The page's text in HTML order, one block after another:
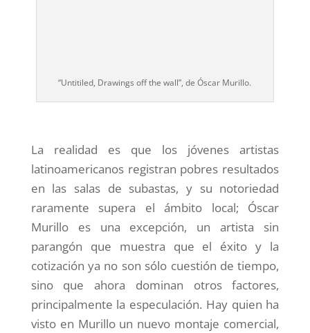
“Untitiled, Drawings off the wall”, de Óscar Murillo.
La realidad es que los jóvenes artistas
latinoamericanos registran pobres resultados
en las salas de subastas, y su notoriedad
raramente supera el ámbito local; Óscar
Murillo es una excepción, un artista sin
parangón que muestra que el éxito y la
cotización ya no son sólo cuestión de tiempo,
sino que ahora dominan otros factores,
principalmente la especulación. Hay quien ha
visto en Murillo un nuevo montaje comercial,